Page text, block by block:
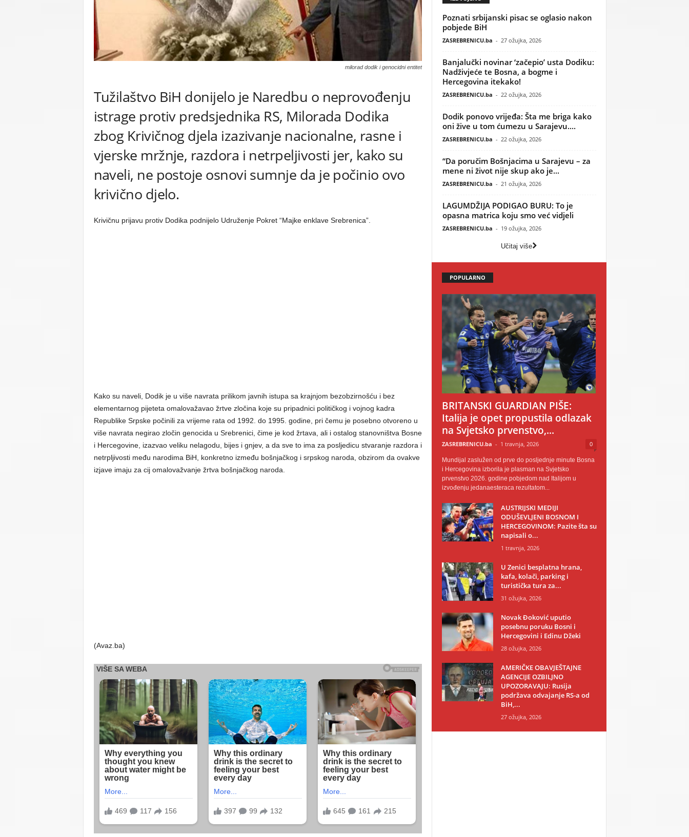
milorad dodik i genocidni entitet
Tužilaštvo BiH donijelo je Naredbu o neprovođenju
istrage protiv predsjednika RS, Milorada Dodika
zbog Krivičnog djela izazivanje nacionalne, rasne i
vjerske mržnje, razdora i netrpeljivosti jer, kako su
naveli, ne postoje osnovi sumnje da je počinio ovo
krivično djelo.
Krivičnu prijavu protiv Dodika podnijelo Udruženje Pokret “Majke enklave Srebrenica”.
Kako su naveli, Dodik je u više navrata prilikom javnih istupa sa krajnjom bezobzirnošću i bez
elementarnog pijeteta omalovažavao žrtve zločina koje su pripadnici političkog i vojnog kadra
Republike Srpske počinili za vrijeme rata od 1992. do 1995. godine, pri čemu je posebno otvoreno u
više navrata negirao zločin genocida u Srebrenici, čime je kod žrtava, ali i ostalog stanovništva Bosne
i Hercegovine, izazvao veliku nelagodu, bijes i gnjev, a da sve to ima za posljedicu stvaranje razdora i
netrpljivosti među narodima BiH, konkretno između bošnjačkog i srpskog naroda, obzirom da ovakve
izjave imaju za cij omalovažvanje žrtva bošnjačkog naroda.
(Avaz.ba)
Poznati srbijanski pisac se oglasio nakon
pobjede BiH
ZASREBRENICU.ba - 27 ožujka, 2026
Banjalučki novinar ‘začepio’ usta Dodiku:
Nadživjeće te Bosna, a bogme i
Hercegovina itekako!
ZASREBRENICU.ba - 22 ožujka, 2026
Dodik ponovo vrijeđa: Šta me briga kako
oni žive u tom ćumezu u Sarajevu....
ZASREBRENICU.ba - 22 ožujka, 2026
“Da poručim Bošnjacima u Sarajevu – za
mene ni život nije skup ako je...
ZASREBRENICU.ba - 21 ožujka, 2026
LAGUMDŽIJA PODIGAO BURU: To je
opasna matrica koju smo već vidjeli
ZASREBRENICU.ba - 19 ožujka, 2026
Učitaj više
POPULARNO
BRITANSKI GUARDIAN PIŠE:
Italija je opet propustila odlazak
na Svjetsko prvenstvo,...
ZASREBRENICU.ba - 1 travnja, 2026 0
Mundijal zaslužen od prve do posljednje minute Bosna
i Hercegovina izborila je plasman na Svjetsko
prvenstvo 2026. godine pobjedom nad Italijom u
izvođenju jedanaesteraca rezultatom...
AUSTRIJSKI MEDIJI
ODUŠEVLJENI BOSNOM I
HERCEGOVINOM: Pazite šta su
napisali o...
1 travnja, 2026
U Zenici besplatna hrana,
kafa, kolači, parking i
turistička tura za...
31 ožujka, 2026
Novak Đoković uputio
posebnu poruku Bosni i
Hercegovini i Edinu Džeki
28 ožujka, 2026
AMERIČKE OBAVJEŠTAJNE
AGENCIJE OZBILJNO
UPOZORAVAJU: Rusija
podržava odvajanje RS-a od
BiH,...
27 ožujka, 2026